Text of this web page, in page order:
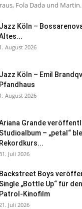
Fola Dada und
Jazz Köln –
1. August 2026
Jazz Köln – Emil
Pfandhaus
1. August 2026
Grande
Studioalbum – „petal“
Rekordkurs...
Juli 2026
Backstreet Boys
Single „Bottle Up“ für
Patrol-Kinofilm
Juli 2026